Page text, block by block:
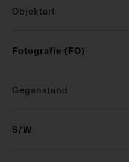
Objektart
Fotografie (FO)
Gegenstand
S/W